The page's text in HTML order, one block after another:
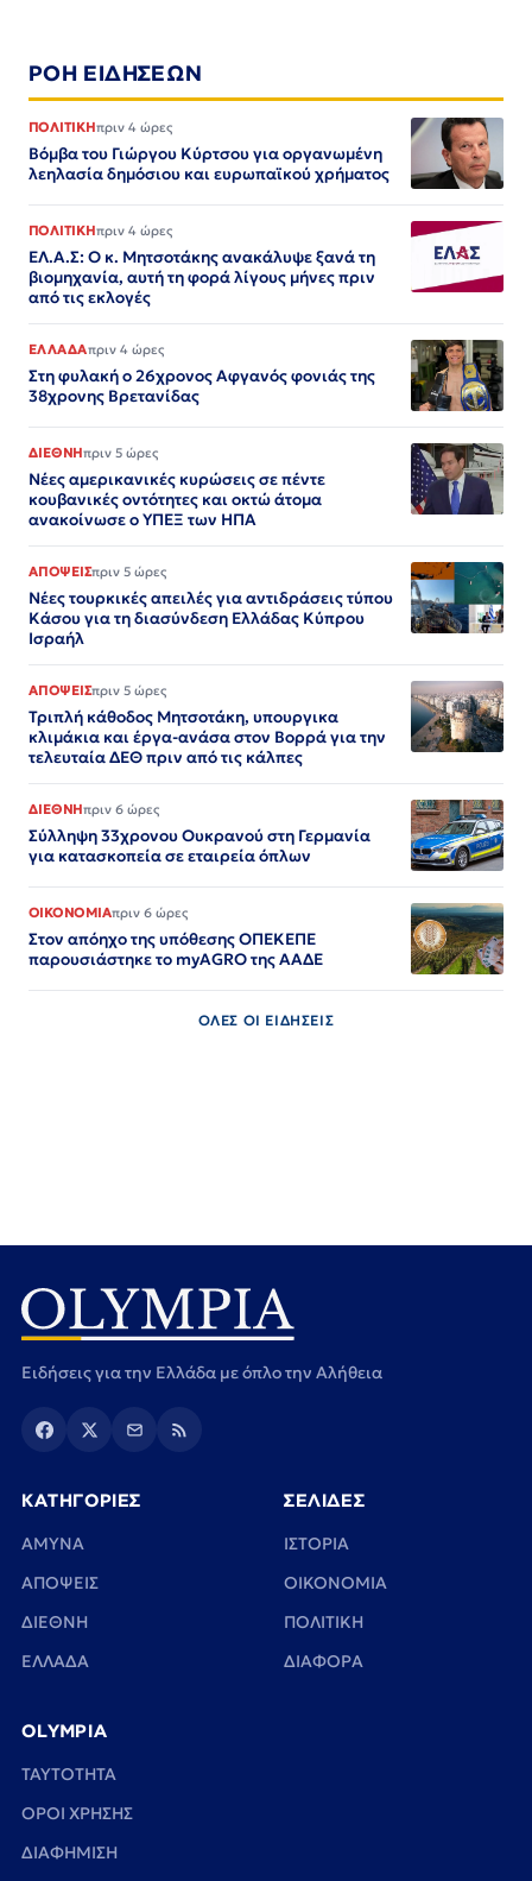
ΡΟΗ ΕΙΔΗΣΕΩΝ
ΠΟΛΙΤΙΚΗπριν 4 ώρες
Βόμβα του Γιώργου Κύρτσου για οργανωμένη
λεηλασία δημόσιου και ευρωπαϊκού χρήματος
ΠΟΛΙΤΙΚΗπριν 4 ώρες
ΕΛ.Α.Σ: Ο κ. Μητσοτάκης ανακάλυψε ξανά τη
βιομηχανία, αυτή τη φορά λίγους μήνες πριν
από τις εκλογές
ΕΛΛΑΔΑπριν 4 ώρες
Στη φυλακή ο 26χρονος Αφγανός φονιάς της
38χρονης Βρετανίδας
ΔΙΕΘΝΗπριν 5 ώρες
Νέες αμερικανικές κυρώσεις σε πέντε
κουβανικές οντότητες και οκτώ άτομα
ανακοίνωσε ο ΥΠΕΞ των ΗΠΑ
ΑΠΟΨΕΙΣπριν 5 ώρες
Νέες τουρκικές απειλές για αντιδράσεις τύπου
Κάσου για τη διασύνδεση Ελλάδας Κύπρου
Ισραήλ
ΑΠΟΨΕΙΣπριν 5 ώρες
Τριπλή κάθοδος Μητσοτάκη, υπουργικα
κλιμάκια και έργα-ανάσα στον Βορρά για την
τελευταία ΔΕΘ πριν από τις κάλπες
ΔΙΕΘΝΗπριν 6 ώρες
Σύλληψη 33χρονου Ουκρανού στη Γερμανία
για κατασκοπεία σε εταιρεία όπλων
ΟΙΚΟΝΟΜΙΑπριν 6 ώρες
Στον απόηχο της υπόθεσης ΟΠΕΚΕΠΕ
παρουσιάστηκε το myAGRO της ΑΑΔΕ
ΟΛΕΣ ΟΙ ΕΙΔΗΣΕΙΣ
Ειδήσεις για την Ελλάδα με όπλο την Αλήθεια
ΚΑΤΗΓΟΡΙΕΣ
ΑΜΥΝΑ
ΑΠΟΨΕΙΣ
ΔΙΕΘΝΗ
ΕΛΛΑΔΑ
ΣΕΛΙΔΕΣ
ΙΣΤΟΡΙΑ
ΟΙΚΟΝΟΜΙΑ
ΠΟΛΙΤΙΚΗ
ΔΙΑΦΟΡΑ
OLYMPIA
TAYTOTHTA
ΟΡΟΙ ΧΡΗΣΗΣ
ΔΙΑΦΗΜΙΣΗ